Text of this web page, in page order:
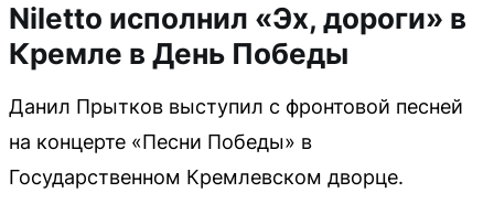
Niletto исполнил «Эх, дороги» в
Кремле в День Победы
Данил Прытков выступил с фронтовой песней
на концерте «Песни Победы» в
Государственном Кремлевском дворце.